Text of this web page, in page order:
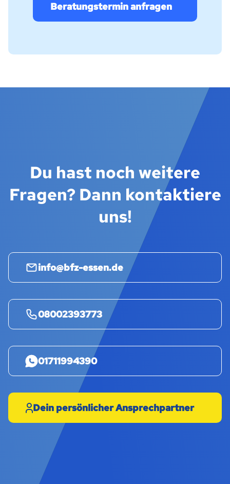
Beratungstermin anfragen
Du hast noch weitere
Fragen? Dann kontaktiere
uns!
info@bfz-essen.de
08002393773
01711994390
Dein persönlicher Ansprechpartner